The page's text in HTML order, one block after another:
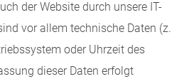
der Website durch unsere IT-
vor allem technische Daten (z.
oder Uhrzeit des
dieser Daten erfolgt